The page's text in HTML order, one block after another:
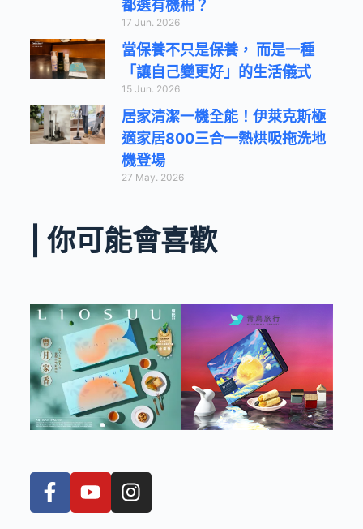
都選有機棉？
17 Jun. 2026
當保養不只是保養， 而是一種
「讓自己變更好」的生活儀式
15 Jun. 2026
居家清潔一機全能！伊萊克斯極
適家居800三合一熱烘吸拖洗地
機登場
27 May. 2026
| 你可能會喜歡